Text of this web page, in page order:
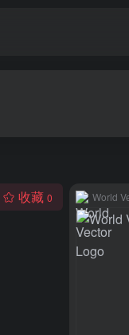
收藏 0 World